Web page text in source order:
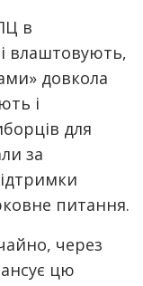
в
влаштовують,
довкола
і
для
за
питання.
через
цю